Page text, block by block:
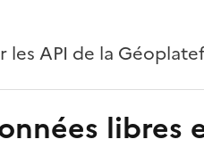
API de la
libres